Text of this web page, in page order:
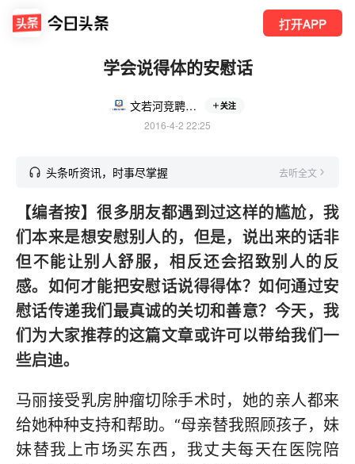
打开APP
学会说得体的安慰话
文若河竞聘高端辅导 关注
2016-4-2 22:25
头条听资讯，时事尽掌握 去听全文
【编者按】很多朋友都遇到过这样的尴尬，我
们本来是想安慰别人的，但是，说出来的话非
但不能让别人舒服，相反还会招致别人的反
感。如何才能把安慰话说得得体？如何通过安
慰话传递我们最真诚的关切和善意？今天，我
们为大家推荐的这篇文章或许可以带给我们一
些启迪。
马丽接受乳房肿瘤切除手术时，她的亲人都来
给她种种支持和帮助。“母亲替我照顾孩子，妹
妹替我上市场买东西，我丈夫每天在医院陪